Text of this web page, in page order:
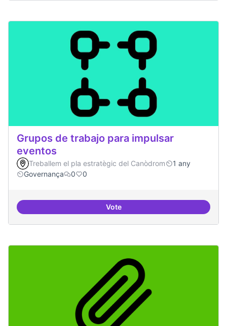
Grupos de trabajo para impulsar
eventos
Treballem el pla estratègic del Canòdrom
1 any
Governança
0 0
VoteGrupos de trabajo para impulsar